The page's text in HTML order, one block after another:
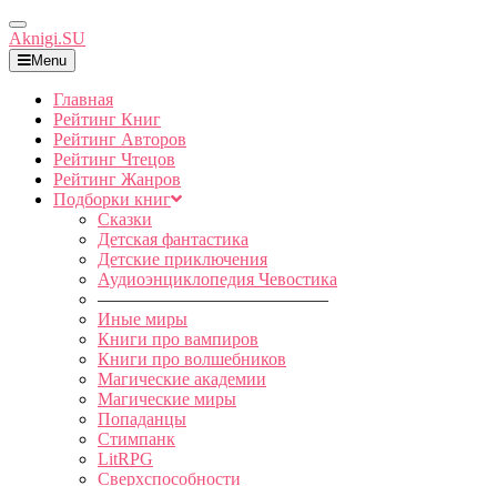
Toggle
Navigation
Aknigi.SU
Menu
Главная
Рейтинг Книг
Рейтинг Авторов
Рейтинг Чтецов
Рейтинг Жанров
Подборки книг
Сказки
Детская фантастика
Детские приключения
Аудиоэнциклопедия Чевостика
—————————————
Иные миры
Книги про вампиров
Книги про волшебников
Магические академии
Магические миры
Попаданцы
Стимпанк
LitRPG
Сверхспособности